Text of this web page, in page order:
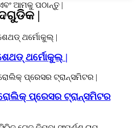
ଆମକୁ ପଠାନ୍ତୁ |
|
ଥର୍ମୋକୁଲ୍ |
ପ୍ରେସର ଟ୍ରାନ୍ସମିଟର